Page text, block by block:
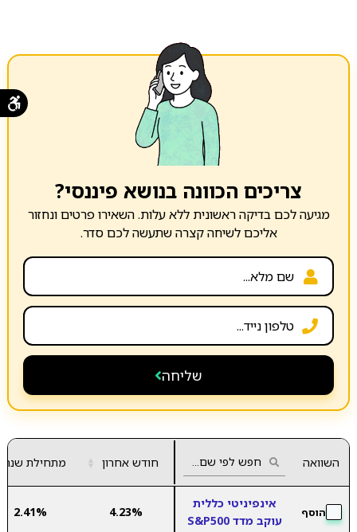
צריכים הכוונה בנושא פיננסי?
מגיעה לכם בדיקה ראשונית ללא עלות. השאירו פרטים ונחזור
אליכם לשיחה קצרה שתעשה לכם סדר.
שליחה
השוואה חודש אחרון ▲
▼ מתחילת שנה
הוסף
אינפיניטי כללית
עוקב מדד S&P500
4.23%
2.41%